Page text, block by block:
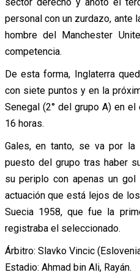
personal con un zurdazo, ante
hombre del Manchester
competencia.
De esta forma, Inglaterra
con siete puntos y en la
Senegal (2° del grupo A) en
16 horas.
Gales, en tanto, se va por
puesto del grupo tras haber
su periplo con apenas un
actuación que está lejos de
Suecia 1958, que fue la
registraba el seleccionado.
Árbitro: Slavko Vincic
Estadio: Ahmad bin Ali, Rayán.